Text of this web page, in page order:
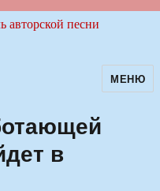
авторскойМЕНЮ
в